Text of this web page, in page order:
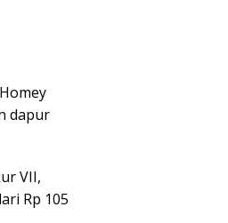
dapur
VII,
Rp 105